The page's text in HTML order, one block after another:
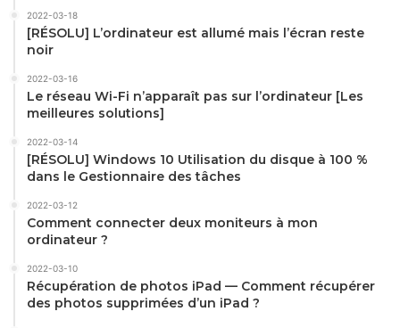
2022-03-18
[RÉSOLU] L’ordinateur est allumé mais l’écran reste
noir
2022-03-16
Le réseau Wi-Fi n’apparaît pas sur l’ordinateur [Les
meilleures solutions]
2022-03-14
[RÉSOLU] Windows 10 Utilisation du disque à 100 %
dans le Gestionnaire des tâches
2022-03-12
Comment connecter deux moniteurs à mon
ordinateur ?
2022-03-10
Récupération de photos iPad — Comment récupérer
des photos supprimées d’un iPad ?